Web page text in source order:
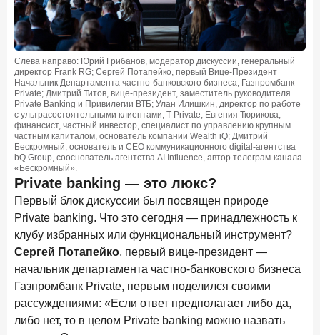
Слева направо: Юрий Грибанов, модератор дискуссии, генеральный
директор Frank RG; Сергей Потапейко, первый Вице-Президент
Начальник Департамента частно-банковского бизнеса, Газпромбанк
Private; Дмитрий Титов, вице-президент, заместитель руководителя
Private Banking и Привилегии ВТБ; Улан Илишкин, директор по работе
с ультрасостоятельными клиентами, T-Private; Евгения Тюрикова,
финансист, частный инвестор, специалист по управлению крупным
частным капиталом, основатель компании Wealth iQ; Дмитрий
Бескромный, основатель и СЕО коммуникационного digital-агентства
bQ Group, сооснователь агентства AI Influence, автор телеграм-канала
«Бескромный».
Private banking — это люкс?
Первый блок дискуссии был посвящен природе
Private banking. Что это сегодня — принадлежность к
клубу избранных или функциональный инструмент?
Сергей Потапейко, первый вице-президент —
начальник департамента частно-банковского бизнеса
Газпромбанк Private, первым поделился своими
рассуждениями: «Если ответ предполагает либо да,
либо нет, то в целом Private banking можно назвать